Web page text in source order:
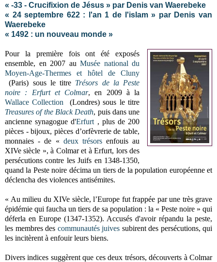
« -33 - Crucifixion de Jésus » par Denis van Waerebeke
« 24 septembre 622 : l'an 1 de l'islam » par Denis van
Waerebeke
« 1492 : un nouveau monde »
Pour la première fois ont été exposés
ensemble, en 2007 auMusée national du
Moyen-Age-Thermes et hôtel de Cluny
(Paris) sous le titre Trésors de la Peste
noire : Erfurt et Colmar, en 2009 à la
Wallace Collection (Londres) sous le titre
Treasures of the Black Death, puis dans une
ancienne synagogue d'Erfurt , plus de 200
pièces - bijoux, pièces d’orfèvrerie de table,
monnaies - de « deux trésorsenfouis au
XIVe siècle », à Colmar et à Erfurt, lors des
persécutions contre les Juifs en 1348-1350,
quand la Peste noire décima un tiers de la population européenne et
déclencha des violences antisémites.
« Au milieu du XIVe siècle, l’Europe fut frappée par une très grave
épidémie qui faucha un tiers de sa population : la « Peste noire » qui
déferla en Europe (1347-1352). Accusés d'avoir répandu la peste,
les membres des communautés juives subirent des persécutions, qui
les incitèrent à enfouir leurs biens.
Divers indices suggèrent que ces deux trésors, découverts à Colmar